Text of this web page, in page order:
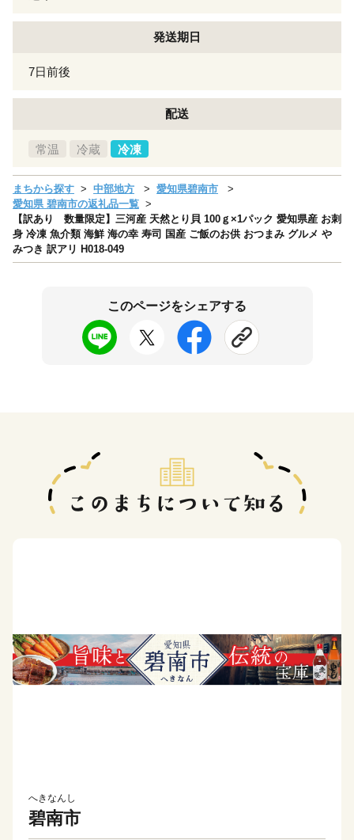
発送期日
7日前後
配送
常温 冷蔵 冷凍
まちから探す 中部地方
愛知県碧南市
愛知県 碧南市の返礼品一覧
【訳あり 数量限定】三河産 天然とり貝 100ｇ×1パック 愛知県産 お刺
身 冷凍 魚介類 海鮮 海の幸 寿司 国産 ご飯のお供 おつまみ グルメ や
みつき 訳アリ H018-049
このページをシェアする
へきなんし
碧南市